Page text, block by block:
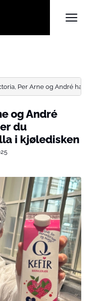
Per Arne og André
og André
du
i kjøledisken